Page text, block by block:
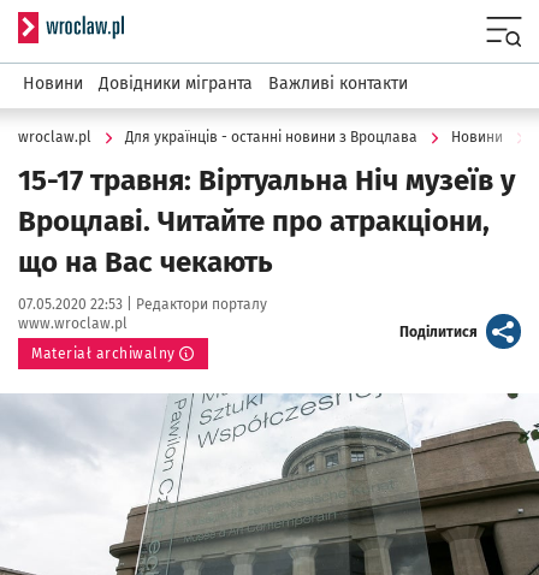
Serwis informacyjny wroclaw.pl
Новини Довідники мігранта Важливі контакти
wroclaw.pl Для українців - останні новини з Вроцлава Новини
15-17 травня: Віртуальна Ніч музеїв у
Вроцлаві. Читайте про атракціони,
що на Вас чекають
Data publikacji:
07.05.2020 22:53 | Autor:
Редактори порталу
www.wroclaw.pl
Materiał archiwalny
Поділитися artykuł
Kliknij, aby powiększyć